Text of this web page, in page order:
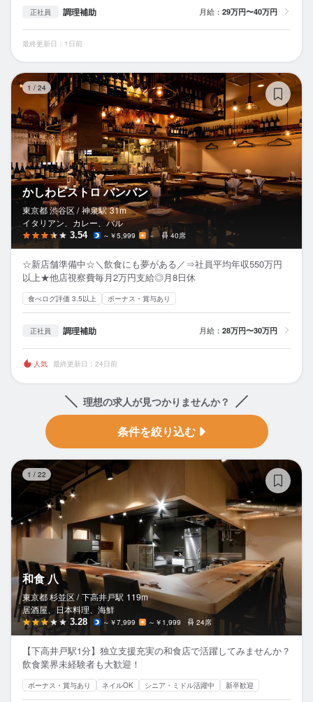
正社員 調理補助 月給： 29万円〜40万円
最終更新日：1日前
1 / 24
かしわビストロ バンバン
東京都 渋谷区 / 神泉駅 31m
イタリアン、カレー、バル
3.54 ～￥5,999 － 40席
☆新店舗準備中☆＼飲食にも夢がある／⇒社員平均年収550万円
以上★他店視察費毎月2万円支給◎月8日休
食べログ評価 3.5以上 ボーナス・賞与あり
正社員 調理補助 月給： 28万円〜30万円
人気 最終更新日：24日前
理想の求人が見つかりませんか？
条件を絞り込む
1 / 22
和食 八
東京都 杉並区 / 下高井戸駅 119m
居酒屋、日本料理、海鮮
3.28 ～￥7,999 ～￥1,999 24席
【下高井戸駅1分】独立支援充実の和食店で活躍してみませんか？
飲食業界未経験者も大歓迎！
ボーナス・賞与あり ネイルOK シニア・ミドル活躍中 新卒歓迎